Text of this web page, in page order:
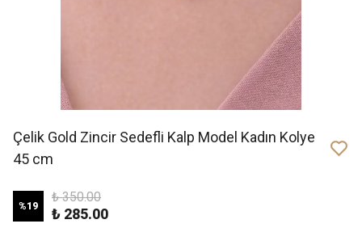
Çelik Gold Zincir Sedefli Kalp Model Kadın Kolye
45 cm
%19
₺ 350.00
₺ 285.00